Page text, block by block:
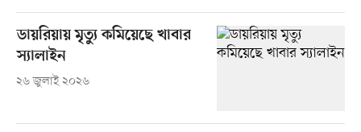
ডায়রিয়ায় মৃত্যু কমিয়েছে খাবার
স্যালাইন
২৬ জুলাই ২০২৬